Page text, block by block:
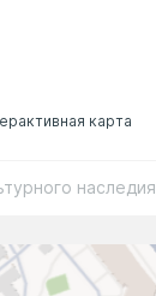
карта
наследия